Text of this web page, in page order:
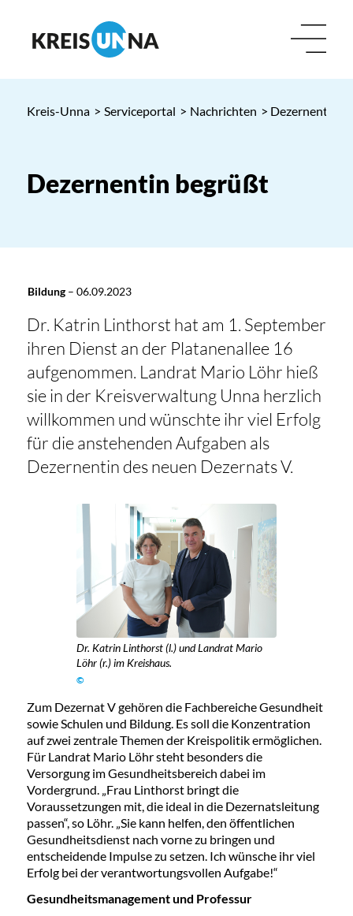
Kreis-Unna > Serviceportal > Nachrichten > Dezernentin
Dezernentin begrüßt
Bildung– 06.09.2023
Dr. Katrin Linthorst hat am 1. September
ihren Dienst an der Platanenallee 16
aufgenommen. Landrat Mario Löhr hieß
sie in der Kreisverwaltung Unna herzlich
willkommen und wünschte ihr viel Erfolg
für die anstehenden Aufgaben als
Dezernentin des neuen Dezernats V.
Dr. Katrin Linthorst (l.) und Landrat Mario
Löhr (r.) im Kreishaus.
©
Zum Dezernat V gehören die Fachbereiche Gesundheit
sowie Schulen und Bildung. Es soll die Konzentration
auf zwei zentrale Themen der Kreispolitik ermöglichen.
Für Landrat Mario Löhr steht besonders die
Versorgung im Gesundheitsbereich dabei im
Vordergrund. „Frau Linthorst bringt die
Voraussetzungen mit, die ideal in die Dezernatsleitung
passen“, so Löhr. „Sie kann helfen, den öffentlichen
Gesundheitsdienst nach vorne zu bringen und
entscheidende Impulse zu setzen. Ich wünsche ihr viel
Erfolg bei der verantwortungsvollen Aufgabe!“
Gesundheitsmanagement und Professur